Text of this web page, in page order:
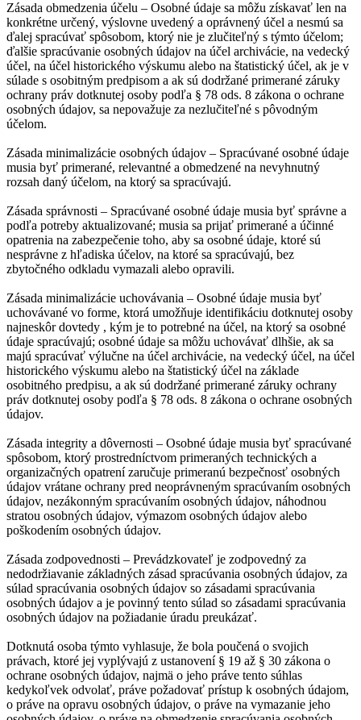
Zásada obmedzenia účelu – Osobné údaje sa môžu získavať len na
konkrétne určený, výslovne uvedený a oprávnený účel a nesmú sa
ďalej spracúvať spôsobom, ktorý nie je zlučiteľný s týmto účelom;
ďalšie spracúvanie osobných údajov na účel archivácie, na vedecký
účel, na účel historického výskumu alebo na štatistický účel, ak je v
súlade s osobitným predpisom a ak sú dodržané primerané záruky
ochrany práv dotknutej osoby podľa § 78 ods. 8 zákona o ochrane
osobných údajov, sa nepovažuje za nezlučiteľné s pôvodným
účelom.
Zásada minimalizácie osobných údajov – Spracúvané osobné údaje
musia byť primerané, relevantné a obmedzené na nevyhnutný
rozsah daný účelom, na ktorý sa spracúvajú.
Zásada správnosti – Spracúvané osobné údaje musia byť správne a
podľa potreby aktualizované; musia sa prijať primerané a účinné
opatrenia na zabezpečenie toho, aby sa osobné údaje, ktoré sú
nesprávne z hľadiska účelov, na ktoré sa spracúvajú, bez
zbytočného odkladu vymazali alebo opravili.
Zásada minimalizácie uchovávania – Osobné údaje musia byť
uchovávané vo forme, ktorá umožňuje identifikáciu dotknutej osoby
najneskôr dovtedy , kým je to potrebné na účel, na ktorý sa osobné
údaje spracúvajú; osobné údaje sa môžu uchovávať dlhšie, ak sa
majú spracúvať výlučne na účel archivácie, na vedecký účel, na účel
historického výskumu alebo na štatistický účel na základe
osobitného predpisu, a ak sú dodržané primerané záruky ochrany
práv dotknutej osoby podľa § 78 ods. 8 zákona o ochrane osobných
údajov.
Zásada integrity a dôvernosti – Osobné údaje musia byť spracúvané
spôsobom, ktorý prostredníctvom primeraných technických a
organizačných opatrení zaručuje primeranú bezpečnosť osobných
údajov vrátane ochrany pred neoprávneným spracúvaním osobných
údajov, nezákonným spracúvaním osobných údajov, náhodnou
stratou osobných údajov, výmazom osobných údajov alebo
poškodením osobných údajov.
Zásada zodpovednosti – Prevádzkovateľ je zodpovedný za
nedodržiavanie základných zásad spracúvania osobných údajov, za
súlad spracúvania osobných údajov so zásadami spracúvania
osobných údajov a je povinný tento súlad so zásadami spracúvania
osobných údajov na požiadanie úradu preukázať.
Dotknutá osoba týmto vyhlasuje, že bola poučená o svojich
právach, ktoré jej vyplývajú z ustanovení § 19 až § 30 zákona o
ochrane osobných údajov, najmä o jeho práve tento súhlas
kedykoľvek odvolať, práve požadovať prístup k osobných údajom,
o práve na opravu osobných údajov, o práve na vymazanie jeho